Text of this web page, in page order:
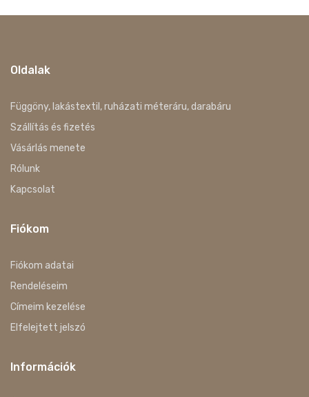
Oldalak
Függöny, lakástextil, ruházati méteráru, darabáru
Szállítás és fizetés
Vásárlás menete
Rólunk
Kapcsolat
Fiókom
Fiókom adatai
Rendeléseim
Címeim kezelése
Elfelejtett jelszó
Információk